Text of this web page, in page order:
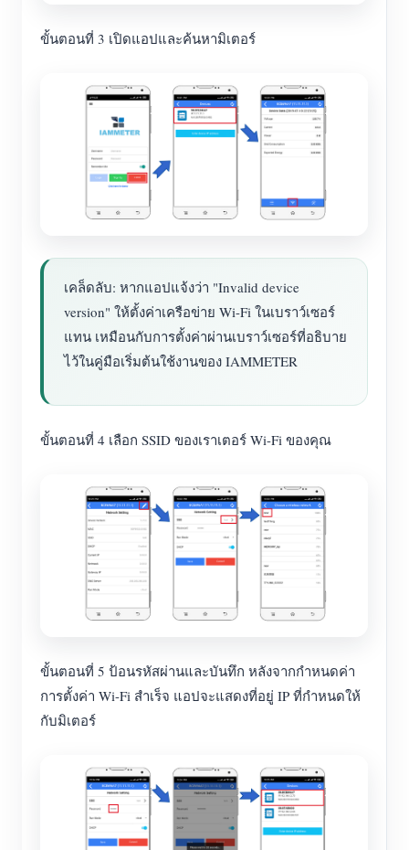
ขั้นตอนที่ 3 เปิดแอปและค้นหามิเตอร์
เคล็ดลับ: หากแอปแจ้งว่า "Invalid device
version" ให้ตั้งค่าเครือข่าย Wi-Fi ในเบราว์เซอร์
แทน เหมือนกับการตั้งค่าผ่านเบราว์เซอร์ที่อธิบาย
ไว้ในคู่มือเริ่มต้นใช้งานของ IAMMETER
ขั้นตอนที่ 4 เลือก SSID ของเราเตอร์ Wi-Fi ของคุณ
ขั้นตอนที่ 5 ป้อนรหัสผ่านและบันทึก หลังจากกำหนดค่า
การตั้งค่า Wi-Fi สำเร็จ แอปจะแสดงที่อยู่ IP ที่กำหนดให้
กับมิเตอร์